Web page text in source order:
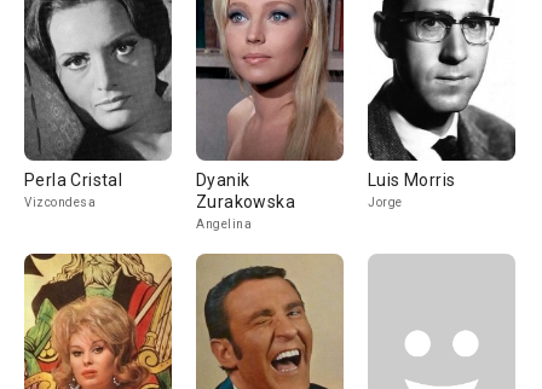
Perla Cristal
Vizcondesa
Dyanik
Zurakowska
Angelina
Luis Morris
Jorge